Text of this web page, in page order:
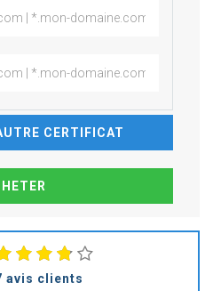
CERTIFICAT
avis clients